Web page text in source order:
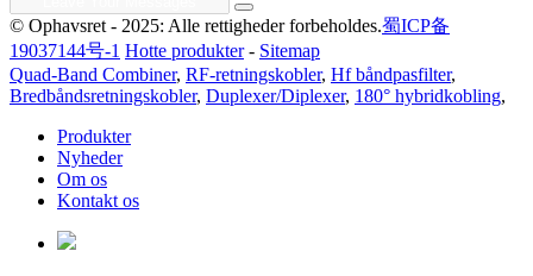
© Ophavsret - 2025: Alle rettigheder forbeholdes.蜀ICP备
19037144号-1 Hotte produkter- Sitemap
Quad-Band Combiner, RF-retningskobler, Hf båndpasfilter,
Bredbåndsretningskobler, Duplexer/Diplexer, 180° hybridkobling,
Produkter
Nyheder
Om os
Kontakt os